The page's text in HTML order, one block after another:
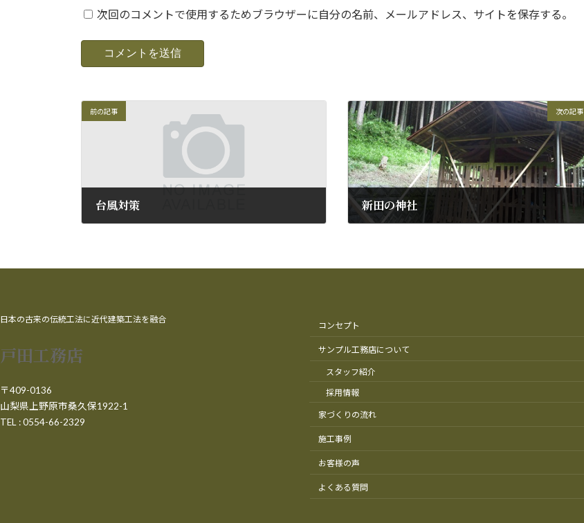
次回のコメントで使用するためブラウザーに自分の名前、メールアドレス、サイトを保存する。
前の記事
台風対策
次の記事
新田の神社
日本の古来の伝統工法に近代建築工法を融合
戸田工務店
〒409-0136
山梨県上野原市桑久保1922-1
TEL : 0554-66-2329
コンセプト
サンプル工務店について
スタッフ紹介
採用情報
家づくりの流れ
施工事例
お客様の声
よくある質問